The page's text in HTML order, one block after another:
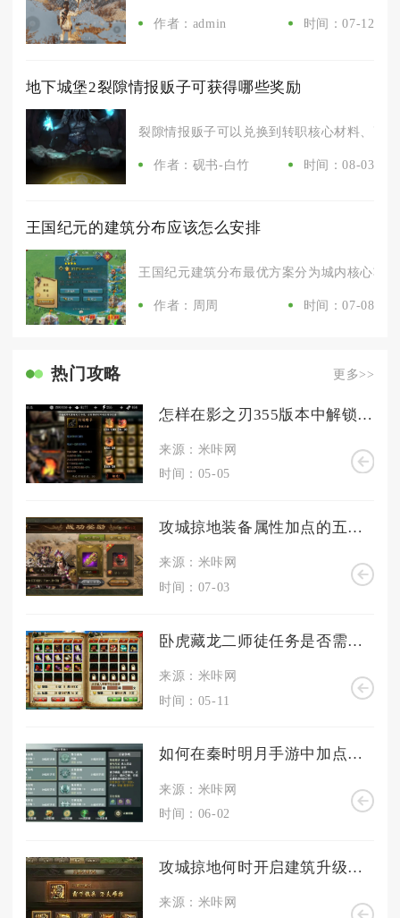
作者：admin 时间：07-12
地下城堡2裂隙情报贩子可获得哪些奖励
裂隙情报贩子可以兑换到转职核心材料、高
作者：砚书-白竹 时间：08-03
王国纪元的建筑分布应该怎么安排
王国纪元建筑分布最优方案分为城内核心功
作者：周周 时间：07-08
热门攻略 更多>>
怎样在影之刃355版本中解锁新角色
来源：米咔网
时间：05-05
攻城掠地装备属性加点的五个要点是什么
来源：米咔网
时间：07-03
卧虎藏龙二师徒任务是否需要特定技能
来源：米咔网
时间：05-11
如何在秦时明月手游中加点儒家
来源：米咔网
时间：06-02
攻城掠地何时开启建筑升级模式
来源：米咔网